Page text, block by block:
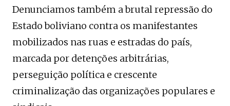
Denunciamos também a brutal repressão do
Estado boliviano contra os manifestantes
mobilizados nas ruas e estradas do país,
marcada por detenções arbitrárias,
perseguição política e crescente
criminalização das organizações populares e